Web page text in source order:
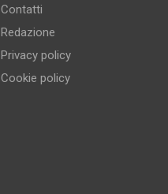
Contatti
Redazione
Privacy policy
Cookie policy